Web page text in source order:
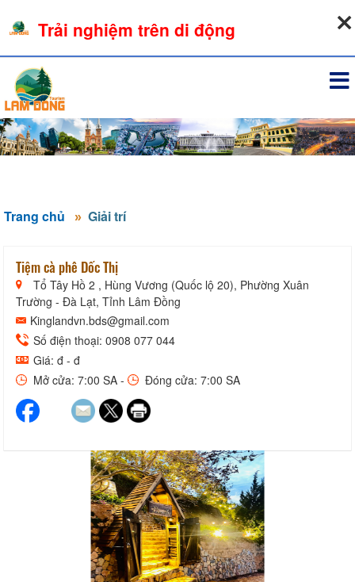
Trang chủ Giải trí
Tiệm cà phê Dốc Thị
Tổ Tây Hồ 2 , Hùng Vương (Quốc lộ 20), Phường Xuân
Trường - Đà Lạt, Tỉnh Lâm Đồng
Kinglandvn.bds@gmail.com
Số điện thoại: 0908 077 044
Giá: đ - đ
Mở cửa: 7:00 SA -
Đóng cửa: 7:00 SA
Trải nghiệm trên di động